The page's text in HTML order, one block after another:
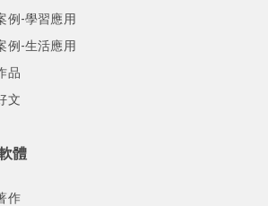
例-學習應用
例-生活應用
品
文
體
作